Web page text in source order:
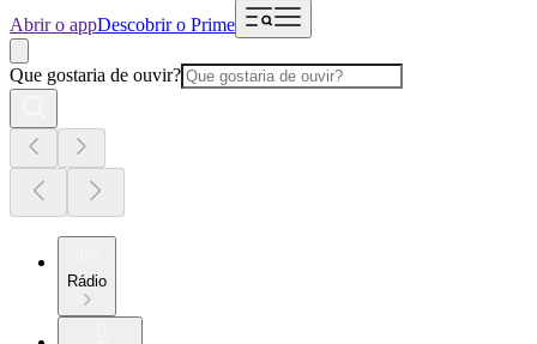
Abrir o appDescobrir o Prime
Que gostaria de ouvir?
Rádio